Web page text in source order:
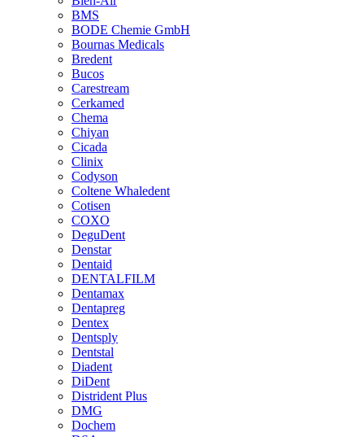
BMS
BODE Chemie GmbH
Bournas Medicals
Bredent
Bucos
Carestream
Cerkamed
Chema
Chiyan
Cicada
Clinix
Codyson
Coltene Whaledent
Cotisen
COXO
DeguDent
Denstar
Dentaid
DENTALFILM
Dentamax
Dentapreg
Dentex
Dentsply
Dentstal
Diadent
DiDent
Distrident Plus
DMG
Dochem